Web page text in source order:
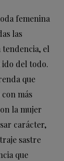
femenina
las
tendencia, el
ido del todo.
que
más
la mujer
carácter,
sastre
que